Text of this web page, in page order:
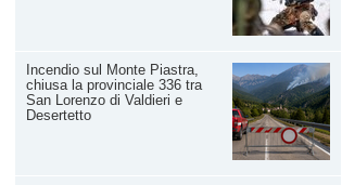
Incendio sul Monte Piastra,
chiusa la provinciale 336 tra
San Lorenzo di Valdieri e
Desertetto